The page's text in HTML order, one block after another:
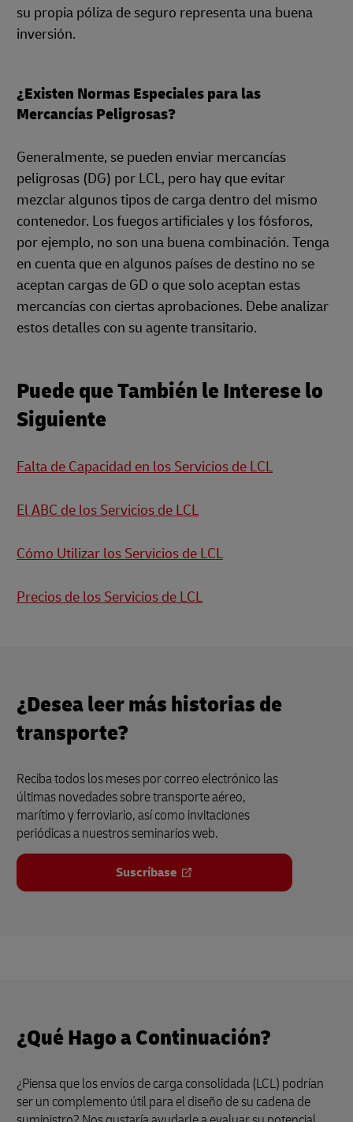
su propia póliza de seguro representa una buena
inversión.
¿Existen Normas Especiales para las
Mercancías Peligrosas?
Generalmente, se pueden enviar mercancías
peligrosas (DG) por LCL, pero hay que evitar
mezclar algunos tipos de carga dentro del mismo
contenedor. Los fuegos artificiales y los fósforos,
por ejemplo, no son una buena combinación. Tenga
en cuenta que en algunos países de destino no se
aceptan cargas de GD o que solo aceptan estas
mercancías con ciertas aprobaciones. Debe analizar
estos detalles con su agente transitario.
Puede que También le Interese lo
Siguiente
Falta de Capacidad en los Servicios de LCL
El ABC de los Servicios de LCL
Cómo Utilizar los Servicios de LCL
Precios de los Servicios de LCL
¿Desea leer más historias de
transporte?
Reciba todos los meses por correo electrónico las
últimas novedades sobre transporte aéreo,
marítimo y ferroviario, así como invitaciones
periódicas a nuestros seminarios web.
Suscríbase
¿Qué Hago a Continuación?
¿Piensa que los envíos de carga consolidada (LCL) podrían
ser un complemento útil para el diseño de su cadena de